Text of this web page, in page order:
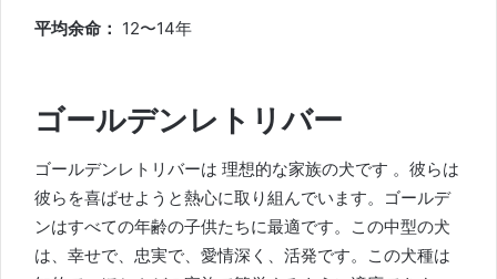
平均余命： 12〜14年
ゴールデンレトリバー
ゴールデンレトリバーは 理想的な家族の犬です 。彼らは
彼らを喜ばせようと熱心に取り組んでいます。ゴールデ
ンはすべての年齢の子供たちに最適です。この中型の犬
は、幸せで、忠実で、愛情深く、活発です。この犬種は